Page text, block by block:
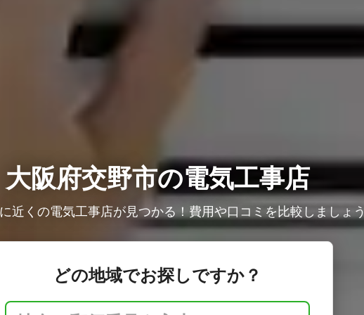
大阪府交野市の電気工事店
近くの電気工事店が見つかる！費用や口コミを比較しましょう
どの地域でお探しですか？